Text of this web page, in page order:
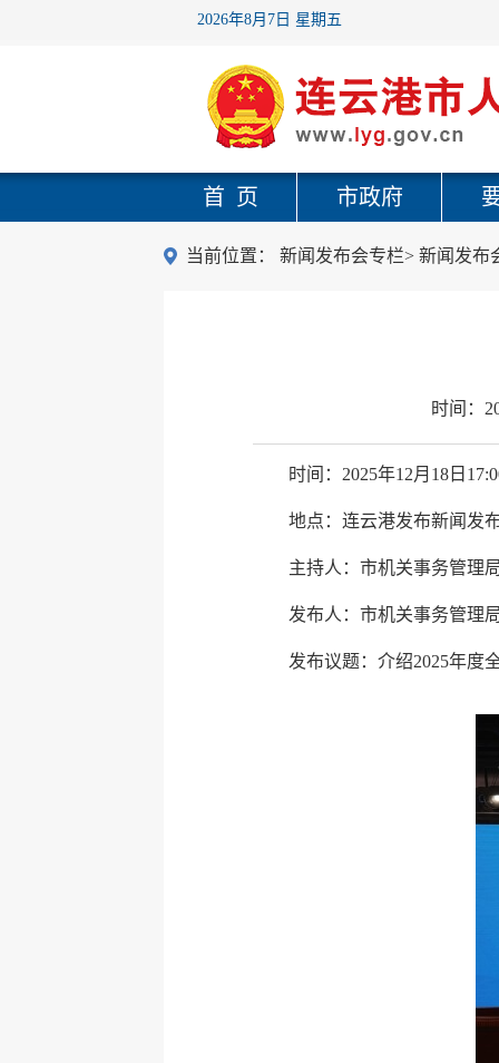
2026年8月7日 星期五
首 页 市政府
当前位置： 新闻发布会专栏> 新闻发布
时间：
时间：2025年12月18日
地点：连云港发布新闻发
主持人：市机关事务管理
发布人：市机关事务管理
发布议题：介绍2025年度